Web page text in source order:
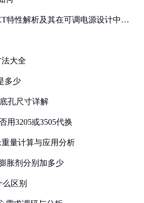
特性解析及其在可调电源设计中的
大全
多少
孔尺寸详解
用3205或3505代换
量计算与应用分析
胀剂分别加多少
区别